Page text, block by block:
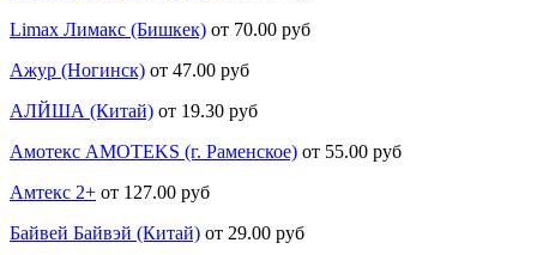
Limax Лимакс (Бишкек) от 70.00 руб
Ажур (Ногинск) от 47.00 руб
АЛЙША (Китай) от 19.30 руб
Амотекс AMOTEKS (г. Раменское) от 55.00 руб
Амтекс 2+ от 127.00 руб
Байвей Байвэй (Китай) от 29.00 руб